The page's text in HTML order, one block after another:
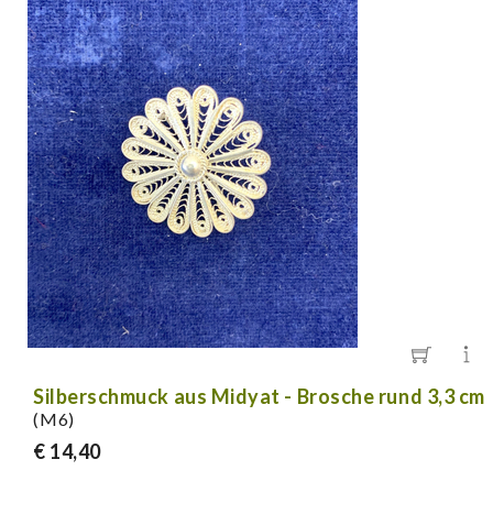
Silberschmuck aus Midyat - Brosche rund 3,3 cm
(M6)
€ 14,40